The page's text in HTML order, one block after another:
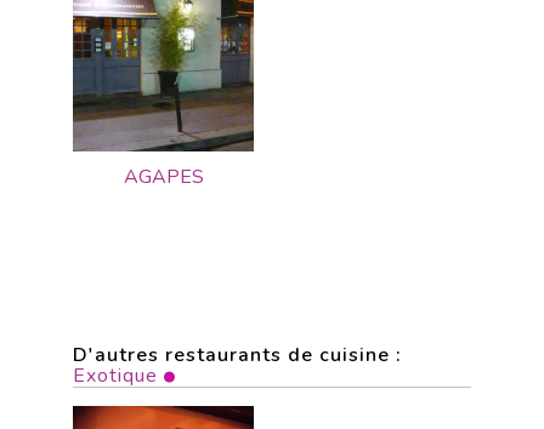
AGAPES
D'autres restaurants de cuisine :
Exotique